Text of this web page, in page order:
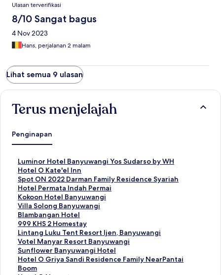
Ulasan terverifikasi
8/10 Sangat bagus
4 Nov 2023
Hans, perjalanan 2 malam
Lihat semua 9 ulasan
Terus menjelajah
Penginapan
Luminor Hotel Banyuwangi Yos Sudarso by WH
T
a
u
t
a
n
S
t
a
n
d
a
r
Hotel O Kate'el Inn
T
a
u
t
a
n
S
t
a
n
d
a
Spot ON 2022 Darman Family Residence Syariah
T
a
u
t
a
n
S
t
a
n
d
Hotel Permata Indah Permai
T
a
u
t
a
n
S
t
a
n
Kokoon Hotel Banyuwangi
T
a
u
t
a
n
S
t
a
Villa Solong Banyuwangi
T
a
u
t
a
n
S
t
Blambangan Hotel
T
a
u
t
a
n
S
999 KHS 2 Homestay
T
a
u
t
a
n
Lintang Luku Tent Resort Ijen, Banyuwangi
T
a
u
t
a
Votel Manyar Resort Banyuwangi
T
a
u
t
Sunflower Banyuwangi Hotel
T
a
u
Hotel O Griya Sandi Residence Family NearPantai
Boom
T
a